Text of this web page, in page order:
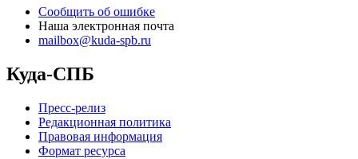
Сообщить об ошибке
Наша электронная почта
mailbox@kuda-spb.ru
Куда-СПБ
Пресс-релиз
Редакционная политика
Правовая информация
Формат ресурса